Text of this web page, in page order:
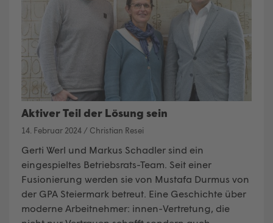
Aktiver Teil der Lösung sein
14. Februar 2024 / Christian Resei
Gerti Werl und Markus Schadler sind ein
eingespieltes Betriebsrats-Team. Seit einer
Fusionierung werden sie von Mustafa Durmus von
der GPA Steiermark betreut. Eine Geschichte über
moderne Arbeitnehmer: innen-Vertretung, die